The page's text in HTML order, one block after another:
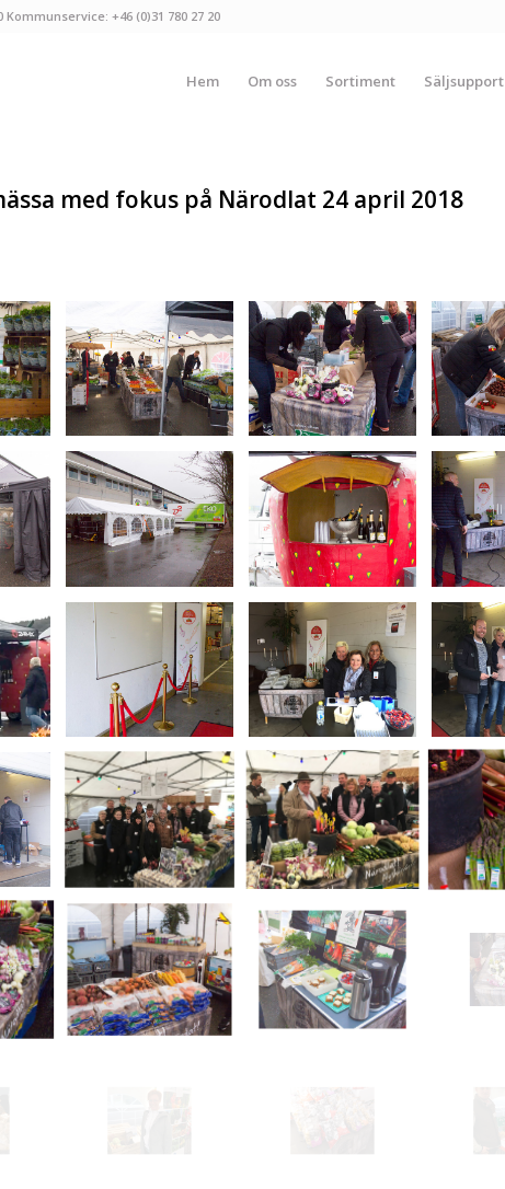
Kommunservice: +46 (0)31 780 27 20
Hem Om oss Sortiment Säljsupport
med fokus på Närodlat 24 april 2018